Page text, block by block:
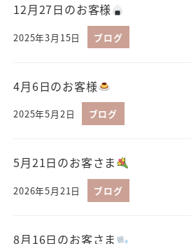
12月27日のお客様
2025年3月15日 ブログ
4月6日のお客様
2025年5月2日 ブログ
5月21日のお客さま
2026年5月21日 ブログ
8月16日のお客さま